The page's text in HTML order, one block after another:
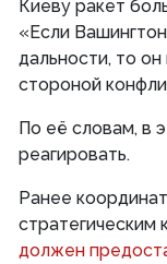
Киеву ракет
«Если
дальности, то
стороной
По её словам, в
реагировать.
Ранее
стратегическим
должен